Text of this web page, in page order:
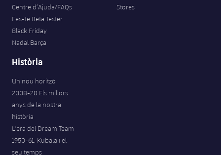
Centre d’Ajuda/FAQs
Fes-te Beta Tester
Black Friday
Nadal Barça
Stores
Història
Un nou horitzó
2008-20 Els millors
anys de la nostra
història
L'era del Dream Team
1950-61. Kubala i el
seu temps